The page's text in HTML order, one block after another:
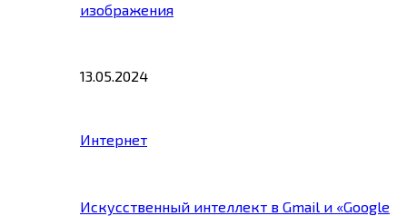
изображения
13.05.2024
Интернет
Искусственный интеллект в Gmail и «Google